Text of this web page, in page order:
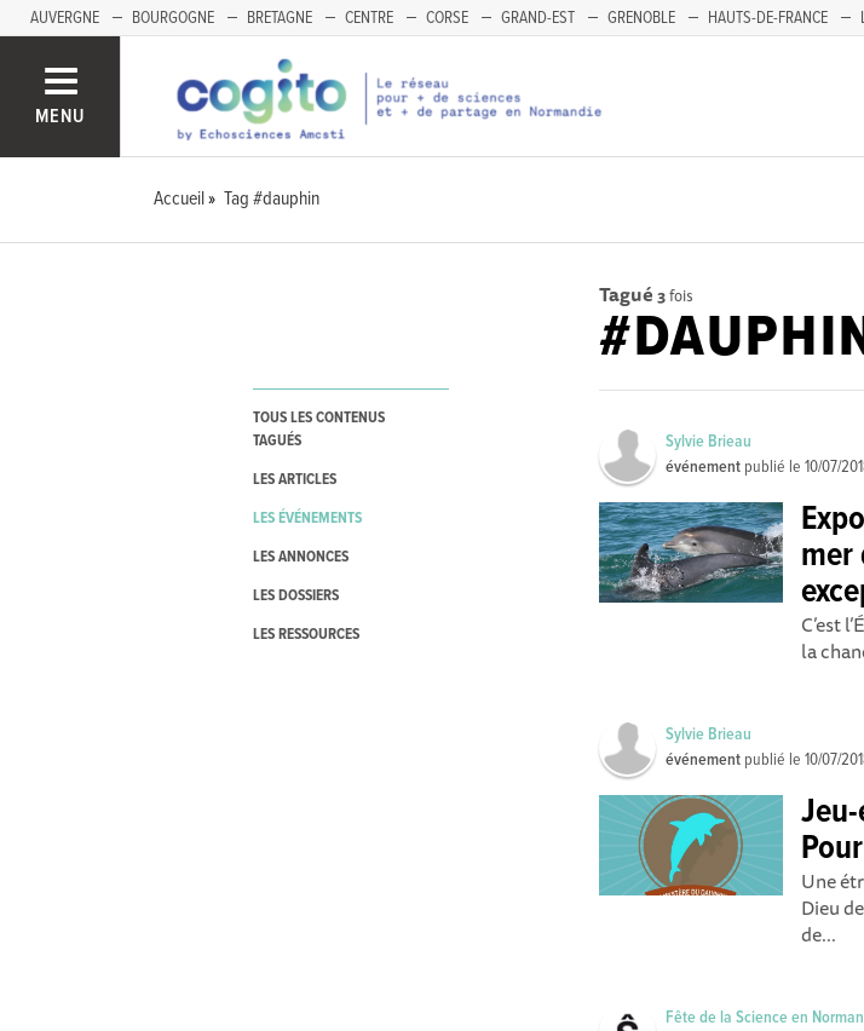
AUVERGNE BOURGOGNE BRETAGNE CENTRE CORSE GRAND-EST GRENOBLE HAUTS-DE-FRANCE
MENU
Accueil Tag #dauphin
TOUS LES CONTENUS
TAGUÉS
LES ARTICLES
LES ÉVÉNEMENTS
LES ANNONCES
LES DOSSIERS
LES RESSOURCES
Tagué 3fois
Sylvie Brieau
événement publié le10/07/
mer
C’est
la
Sylvie Brieau
événement publié le10/07/
Une
Dieu
de...
Fête de la Science en